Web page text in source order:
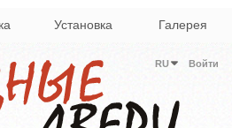
Установка Галерея
Войти
RU